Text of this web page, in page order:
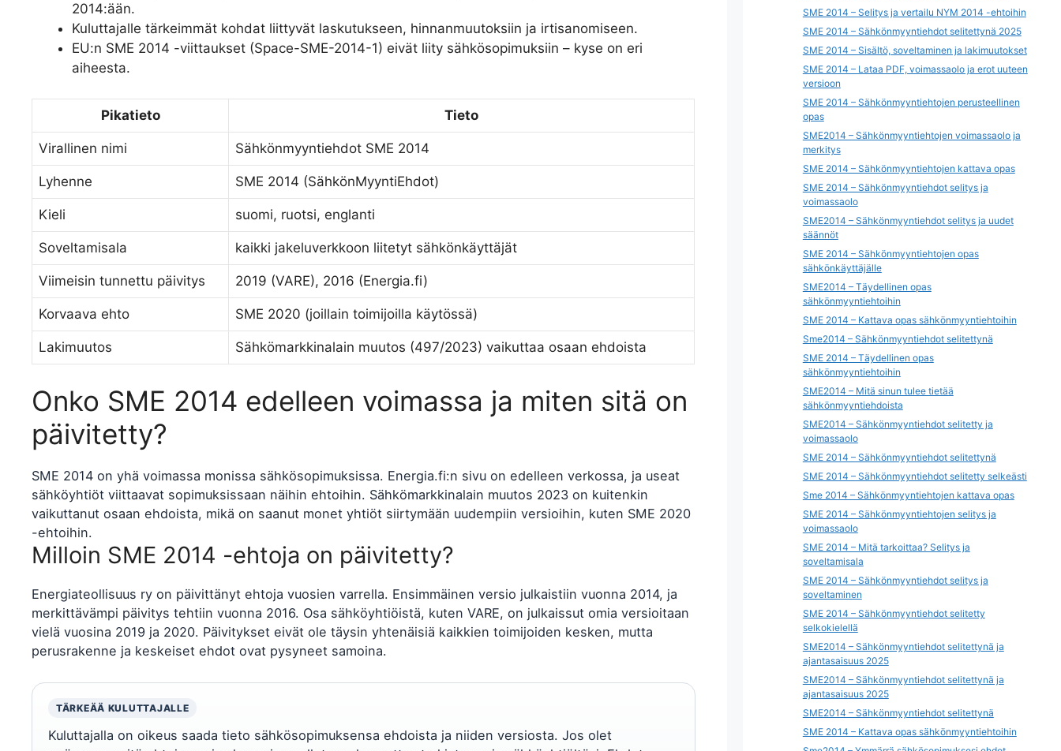
2014:ään.
Kuluttajalle tärkeimmät kohdat liittyvät laskutukseen, hinnanmuutoksiin ja irtisanomiseen.
EU:n SME 2014 -viittaukset (Space-SME-2014-1) eivät liity sähkösopimuksiin – kyse on eri
aiheesta.
Pikatieto Tieto
Virallinen nimi Sähkönmyyntiehdot SME 2014
Lyhenne SME 2014 (SähkönMyyntiEhdot)
Kieli suomi, ruotsi, englanti
Soveltamisala kaikki jakeluverkkoon liitetyt sähkönkäyttäjät
Viimeisin tunnettu päivitys 2019 (VARE), 2016 (Energia.fi)
Korvaava ehto SME 2020 (joillain toimijoilla käytössä)
Lakimuutos Sähkömarkkinalain muutos (497/2023) vaikuttaa osaan ehdoista
Onko SME 2014 edelleen voimassa ja miten sitä on
päivitetty?
SME 2014 on yhä voimassa monissa sähkösopimuksissa. Energia.fi:n sivu on edelleen verkossa, ja useat
sähköyhtiöt viittaavat sopimuksissaan näihin ehtoihin. Sähkömarkkinalain muutos 2023 on kuitenkin
vaikuttanut osaan ehdoista, mikä on saanut monet yhtiöt siirtymään uudempiin versioihin, kuten SME 2020
-ehtoihin.
Milloin SME 2014 -ehtoja on päivitetty?
Energiateollisuus ry on päivittänyt ehtoja vuosien varrella. Ensimmäinen versio julkaistiin vuonna 2014, ja
merkittävämpi päivitys tehtiin vuonna 2016. Osa sähköyhtiöistä, kuten VARE, on julkaissut omia versioitaan
vielä vuosina 2019 ja 2020. Päivitykset eivät ole täysin yhtenäisiä kaikkien toimijoiden kesken, mutta
perusrakenne ja keskeiset ehdot ovat pysyneet samoina.
TÄRKEÄÄ KULUTTAJALLE
Kuluttajalla on oikeus saada tieto sähkösopimuksensa ehdoista ja niiden versiosta. Jos olet
SME 2014 – Selitys ja vertailu NYM 2014 -ehtoihin
SME 2014 – Sähkönmyyntiehdot selitettynä 2025
SME 2014 – Sisältö, soveltaminen ja lakimuutokset
SME 2014 – Lataa PDF, voimassaolo ja erot uuteen
versioon
SME 2014 – Sähkönmyyntiehtojen perusteellinen
opas
SME2014 – Sähkönmyyntiehtojen voimassaolo ja
merkitys
SME 2014 – Sähkönmyyntiehtojen kattava opas
SME 2014 – Sähkönmyyntiehdot selitys ja
voimassaolo
SME2014 – Sähkönmyyntiehdot selitys ja uudet
säännöt
SME 2014 – Sähkönmyyntiehtojen opas
sähkönkäyttäjälle
SME2014 – Täydellinen opas
sähkönmyyntiehtoihin
SME 2014 – Kattava opas sähkönmyyntiehtoihin
Sme2014 – Sähkönmyyntiehdot selitettynä
SME 2014 – Täydellinen opas
sähkönmyyntiehtoihin
SME2014 – Mitä sinun tulee tietää
sähkönmyyntiehdoista
SME2014 – Sähkönmyyntiehdot selitetty ja
voimassaolo
SME 2014 – Sähkönmyyntiehdot selitettynä
SME 2014 – Sähkönmyyntiehdot selitetty selkeästi
Sme 2014 – Sähkönmyyntiehtojen kattava opas
SME 2014 – Sähkönmyyntiehtojen selitys ja
voimassaolo
SME 2014 – Mitä tarkoittaa? Selitys ja
soveltamisala
SME 2014 – Sähkönmyyntiehdot selitys ja
soveltaminen
SME 2014 – Sähkönmyyntiehdot selitetty
selkokielellä
SME2014 – Sähkönmyyntiehdot selitettynä ja
ajantasaisuus 2025
SME2014 – Sähkönmyyntiehdot selitettynä ja
ajantasaisuus 2025
SME2014 – Sähkönmyyntiehdot selitettynä
SME 2014 – Kattava opas sähkönmyyntiehtoihin